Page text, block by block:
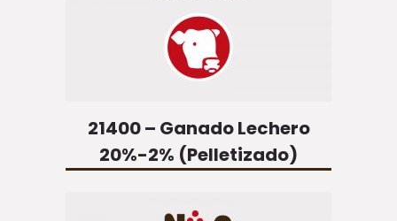
21400 – Ganado Lechero
20%-2% (Pelletizado)